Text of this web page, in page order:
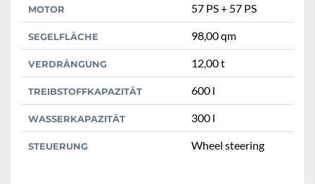
MOTOR 57 PS + 57 PS
SEGELFLÄCHE 98,00 qm
VERDRÄNGUNG 12,00 t
TREIBSTOFFKAPAZITÄT 600 l
WASSERKAPAZITÄT 300 l
STEUERUNG Wheel steering